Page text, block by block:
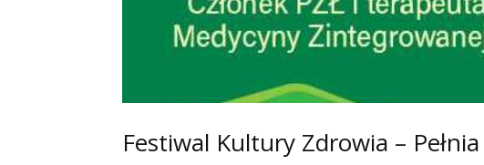
Festiwal Kultury Zdrowia –